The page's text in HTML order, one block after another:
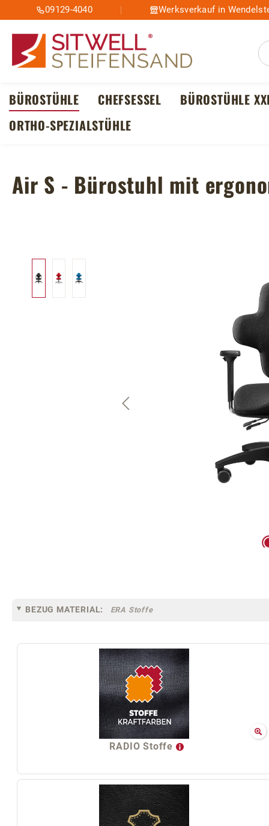
Hauptinhalt springen
Zur Suche springen
Zur Hauptnavigation springen
09129-4040 Werksverkauf in
BÜROSTÜHLE CHEFSESSEL BÜROSTÜHLE
ORTHO-SPEZIALSTÜHLE
Air S - Bürostuhl mit
BEZUG MATERIAL: ERA Stoffe
RADIO Stoffe